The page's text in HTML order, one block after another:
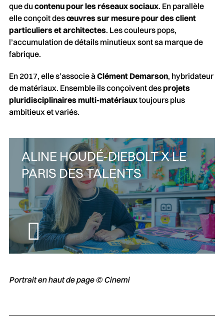
que ducontenu pour les réseaux sociaux. En parallèle
elle conçoit desœuvres sur mesure pour des client
particuliers et architectes. Les couleurs pops,
l’accumulation de détails minutieux sont sa marque de
fabrique.
En 2017, elle s’associe àClément Demarson, hybridateur
de matériaux. Ensemble ils conçoivent desprojets
pluridisciplinaires multi-matériauxtoujours plus
ambitieux et variés.
ALINE HOUDÉ-DIEBOLT X LE
PARIS DES TALENTS
Portrait en haut de page © Cinemi